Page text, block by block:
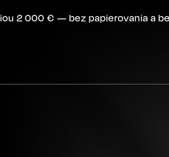
2 000 € — bez papierovania a